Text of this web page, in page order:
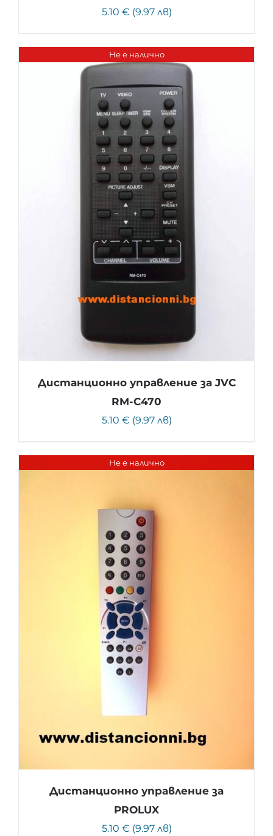
5.10 € (9.97 лв)
Не е налично
Дистанционно управление за JVC
RM-C470
5.10 € (9.97 лв)
Не е налично
Дистанционно управление за
PROLUX
5.10 € (9.97 лв)